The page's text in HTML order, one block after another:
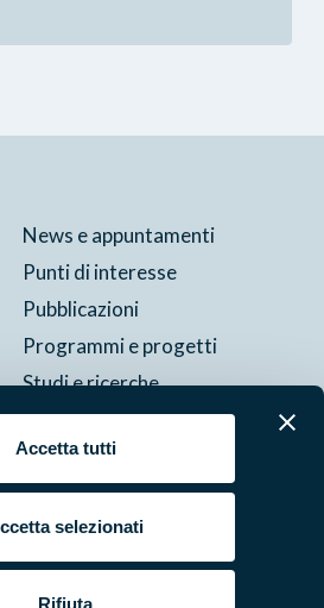
Accetta tutti
selezionati
Rifiuta
News e appuntamenti
Punti di interesse
Pubblicazioni
Programmi e progetti
Studi e ricerche
Area riservata